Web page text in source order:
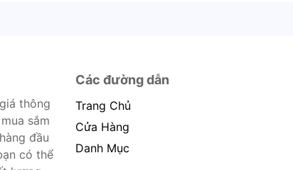
thông
sắm
đầu
có thể
Các đường dẫn
Trang Chủ
Cửa Hàng
Danh Mục